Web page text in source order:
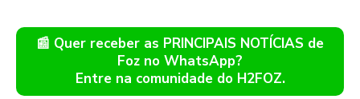
📰 Quer receber as PRINCIPAIS NOTÍCIAS de
Foz no WhatsApp?
Entre na comunidade do H2FOZ.